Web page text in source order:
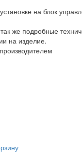
на блок
же подробные
на изделие.